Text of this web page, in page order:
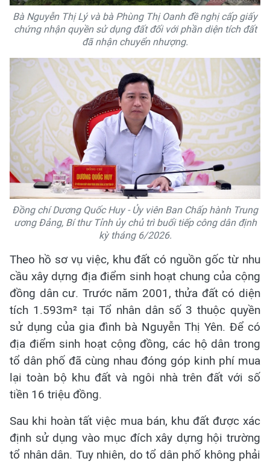
Bà Nguyễn Thị Lý và bà Phùng Thị Oanh đề nghị cấp giấy
chứng nhận quyền sử dụng đất đối với phần diện tích đất
đã nhận chuyển nhượng.
Đồng chí Dương Quốc Huy - Ủy viên Ban Chấp hành Trung
ương Đảng, Bí thư Tỉnh ủy chủ trì buổi tiếp công dân định
kỳ tháng 6/2026.
Theo hồ sơ vụ việc, khu đất có nguồn gốc từ nhu
cầu xây dựng địa điểm sinh hoạt chung của cộng
đồng dân cư. Trước năm 2001, thửa đất có diện
tích 1.593m² tại Tổ nhân dân số 3 thuộc quyền
sử dụng của gia đình bà Nguyễn Thị Yên. Để có
địa điểm sinh hoạt cộng đồng, các hộ dân trong
tổ dân phố đã cùng nhau đóng góp kinh phí mua
lại toàn bộ khu đất và ngôi nhà trên đất với số
tiền 16 triệu đồng.
Sau khi hoàn tất việc mua bán, khu đất được xác
định sử dụng vào mục đích xây dựng hội trường
tổ nhân dân. Tuy nhiên, do tổ dân phố không phải